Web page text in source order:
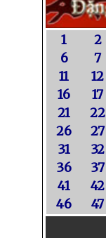
1 2
6
7
11
12
16
17
21
22
26
27
31
32
36
37
41
42
46
47